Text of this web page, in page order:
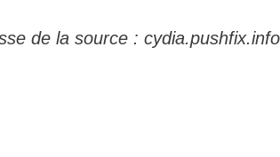
de la source :